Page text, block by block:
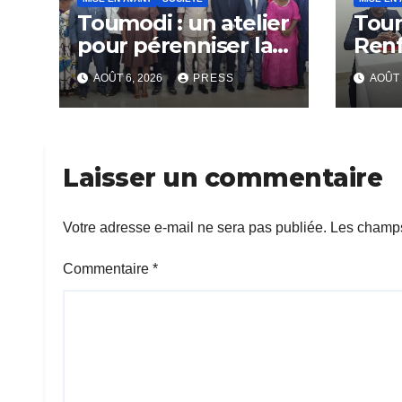
Toumodi : un atelier
pour pérenniser la
lutte anti-tabac
AOÛT 6, 2026 PRESS AOÛT
Laisser un commentaire
Votre adresse e-mail ne sera pas publiée. Les
Commentaire *